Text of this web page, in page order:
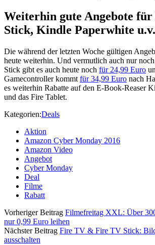
Weiterhin gute Angebote
Stick, Kindle Paperwhite
Die während der letzten Woche gültigen
heute weiterhin. Und vermutlich auch nur
Stick gibt es auch heute noch für 24,99 Euro
Gamecontroller kommt für 34,99 Euro nach
es weiterhin Rabatte auf den E-Book-Reaser
und das Fire Tablet.
Kategorien:Deals
Aktion
Amazon Cyber Monday 2016
Amazon Video
Angebot
Cyber Monday
Deal
Filme
Rabatt
Vorheriger Beitrag Filmefreitag XXL: Über
nur 0,99 Euro leihen
Nächster Beitrag Fire TV & Fire TV Stick:
ausschalten